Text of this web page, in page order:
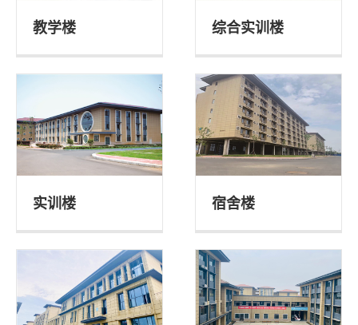
教学楼 综合实训楼
实训楼 宿舍楼